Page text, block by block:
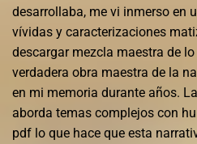
desarrollaba, me vi inmerso en
vívidas y caracterizaciones
descargar mezcla maestra de
verdadera obra maestra de la
en mi memoria durante años.
aborda temas complejos con
pdf lo que hace que esta